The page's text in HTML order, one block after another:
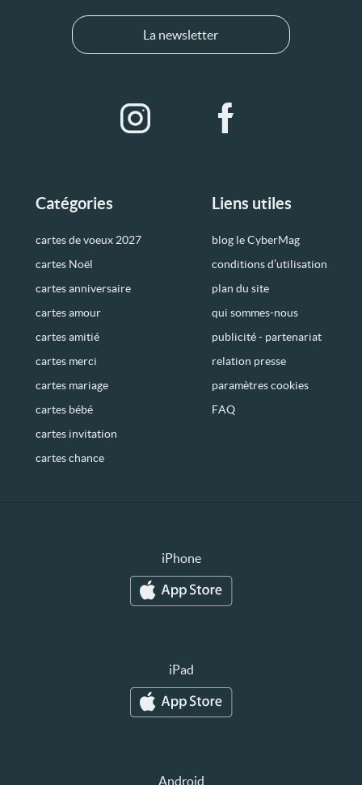
Catégories
cartes de voeux 2027
cartes Noël
cartes anniversaire
cartes amour
cartes amitié
cartes merci
cartes mariage
cartes bébé
cartes invitation
cartes chance
Liens utiles
blog le CyberMag
conditions d’utilisation
plan du site
qui sommes-nous
publicité - partenariat
relation presse
paramètres cookies
FAQ
La newsletter
iPhone
iPad
Android